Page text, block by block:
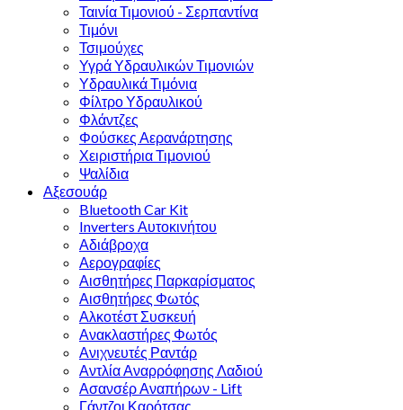
Ταινία Τιμονιού - Σερπαντίνα
Τιμόνι
Τσιμούχες
Υγρά Υδραυλικών Τιμονιών
Υδραυλικά Τιμόνια
Φίλτρο Υδραυλικού
Φλάντζες
Φούσκες Αερανάρτησης
Χειριστήρια Τιμονιού
Ψαλίδια
Αξεσουάρ
Bluetooth Car Kit
Inverters Αυτοκινήτου
Αδιάβροχα
Αερογραφίες
Αισθητήρες Παρκαρίσματος
Αισθητήρες Φωτός
Αλκοτέστ Συσκευή
Ανακλαστήρες Φωτός
Ανιχνευτές Ραντάρ
Αντλία Αναρρόφησης Λαδιού
Ασανσέρ Αναπήρων - Lift
Γάντζοι Καρότσας